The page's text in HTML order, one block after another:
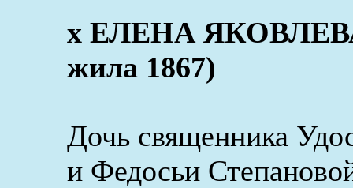
x ЕЛЕНА ЯКОВЛЕВА
жила 1867)
Дочь священника
и Федосьи